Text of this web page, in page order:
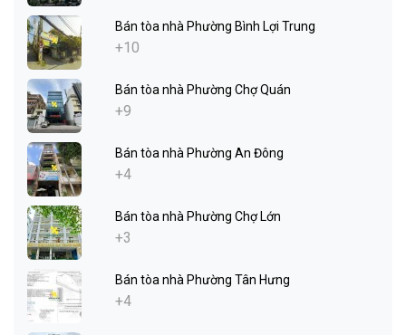
Bán tòa nhà Phường Bình Lợi Trung
+10
Bán tòa nhà Phường Chợ Quán
+9
Bán tòa nhà Phường An Đông
+4
Bán tòa nhà Phường Chợ Lớn
+3
Bán tòa nhà Phường Tân Hưng
+4